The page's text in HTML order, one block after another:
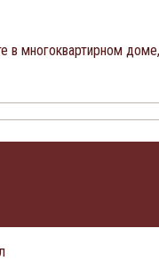
многоквартирном